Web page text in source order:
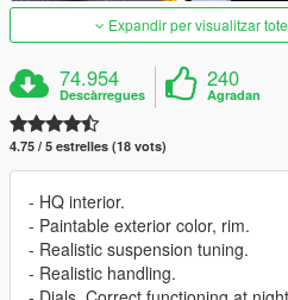
Expandir per visualitzar
74.954
Descàrregues
240
Agradan
4.75 / 5 estrelles (18 vots)
- HQ interior.
- Paintable exterior color, rim.
- Realistic suspension tuning.
- Realistic handling.